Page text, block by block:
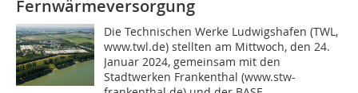
Fernwärmeversorgung
Die Technischen Werke Ludwigshafen (TWL,
www.twl.de) stellten am Mittwoch, den 24.
Januar 2024, gemeinsam mit den
Stadtwerken Frankenthal (www.stw-